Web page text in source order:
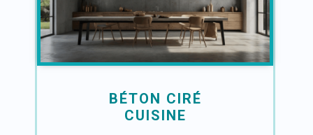
BÉTON CIRÉ
CUISINE